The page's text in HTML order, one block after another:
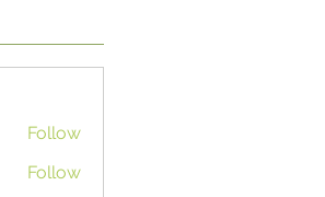
Follow
Follow